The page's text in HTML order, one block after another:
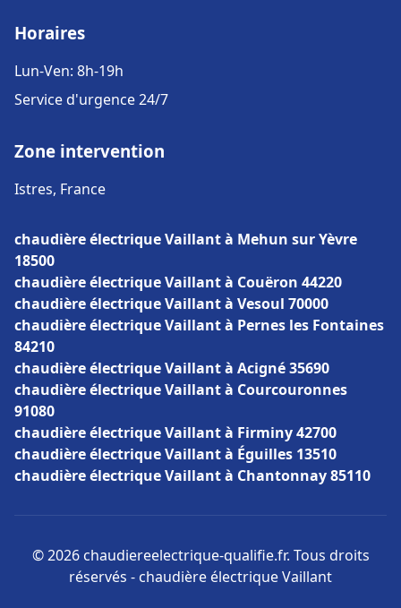
Horaires
Lun-Ven: 8h-19h
Service d'urgence 24/7
Zone intervention
Istres, France
chaudière électrique Vaillant à Mehun sur Yèvre
18500
chaudière électrique Vaillant à Couëron 44220
chaudière électrique Vaillant à Vesoul 70000
chaudière électrique Vaillant à Pernes les Fontaines
84210
chaudière électrique Vaillant à Acigné 35690
chaudière électrique Vaillant à Courcouronnes
91080
chaudière électrique Vaillant à Firminy 42700
chaudière électrique Vaillant à Éguilles 13510
chaudière électrique Vaillant à Chantonnay 85110
© 2026 chaudiereelectrique-qualifie.fr. Tous droits
réservés - chaudière électrique Vaillant